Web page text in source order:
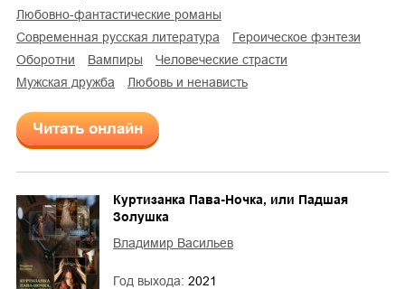
любовно-фантастические романы
современная русская литература
героическое фэнтези
оборотни
вампиры
человеческие страсти
мужская дружба
любовь и ненависть
Читать онлайн
Куртизанка Пава-Ночка, или Падшая
Золушка
Владимир Васильев
Год выхода: 2021